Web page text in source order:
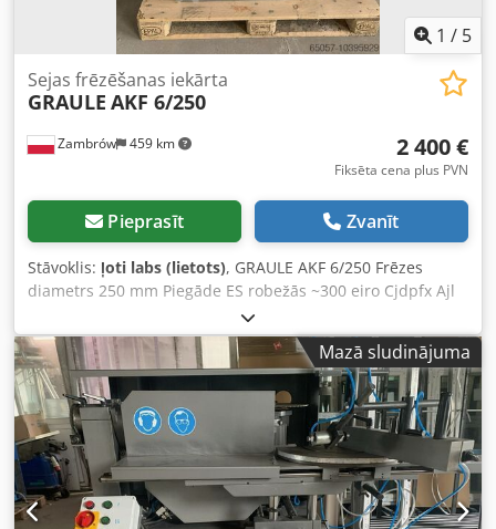
1 / 5
Zambrów 459 km
Sejas frēzēšanas iekārta
GRAULE AKF 6/250
2 400 €
Fiksēta cena plus PVN
Pieprasīt Zvanīt
Stāvoklis: ļoti labs (lietots), GRAULE AKF 6/250 Frēzes
diametrs 250 mm Piegāde ES robežās ~300 eiro Cjdpfx Ajl
Mazā sludinājuma